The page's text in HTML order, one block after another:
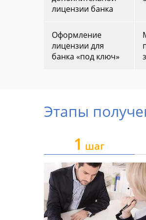
лицензии банка
Оформление
лицензии для
банка «под ключ»
Этапы
1 шаг